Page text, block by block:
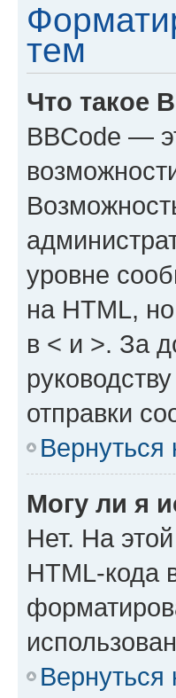
тем
Что такое
BBCode —
уровне
на HTML,
в < и >. За
отправки
Вернуться
Могу ли я
Нет. На
HTML-кода
Вернуться